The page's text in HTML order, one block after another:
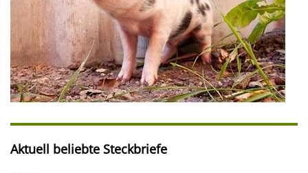
Aktuell beliebte Steckbriefe